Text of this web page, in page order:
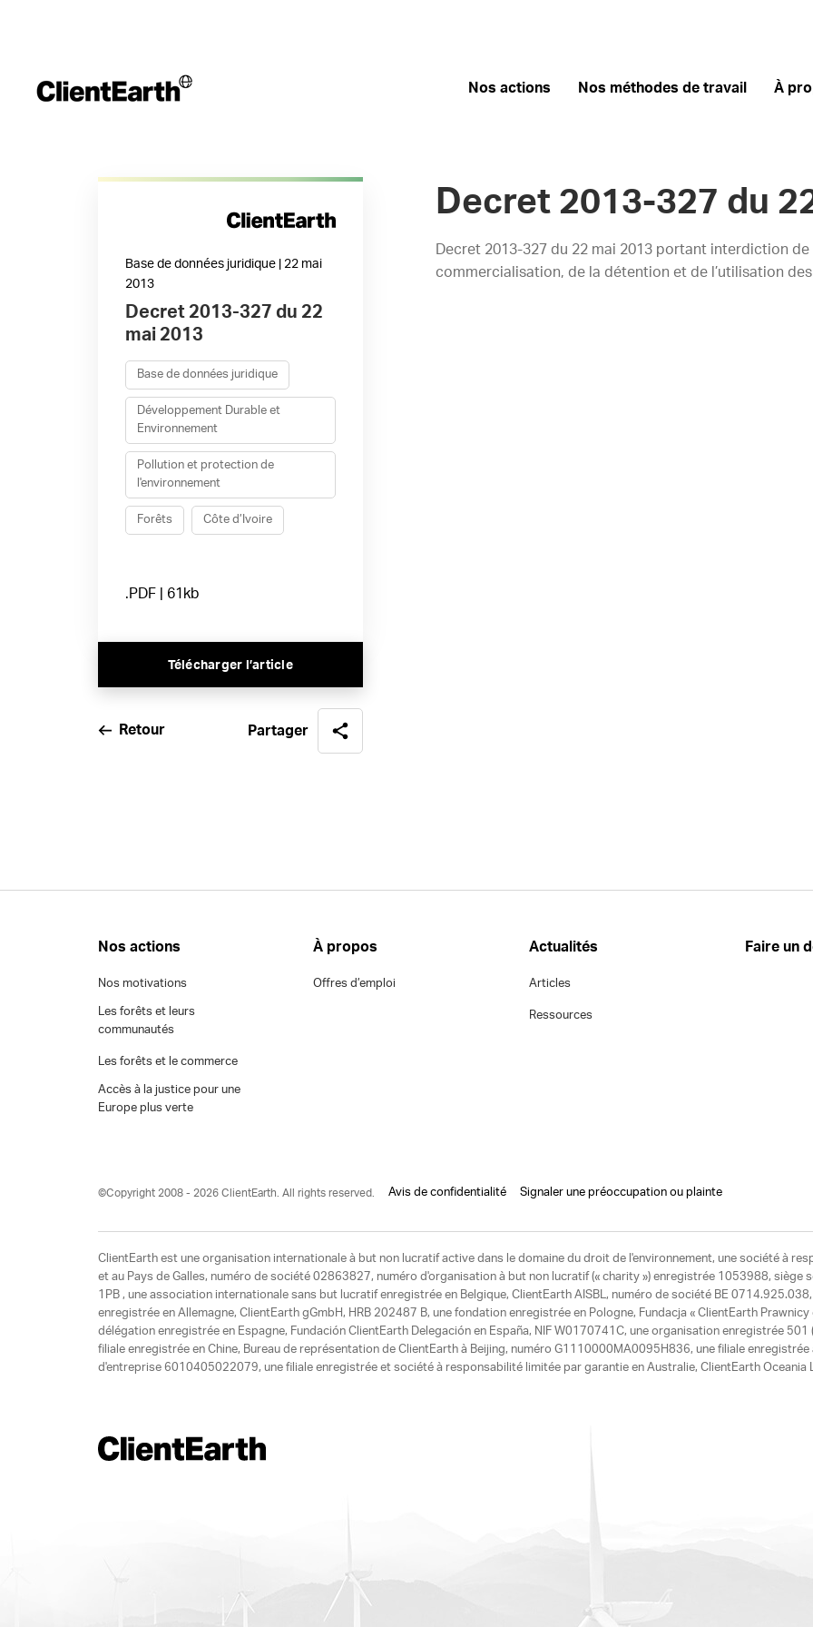
Nos actions Nos méthodes de travail À
Base de données juridique | 22 mai
2013
Decret 2013-327 du 22
mai 2013
Base de données juridique
Développement Durable et
Environnement
Pollution et protection de
l'environnement
Forêts Côte d’Ivoire
.PDF | 61kb
Télécharger l’article
Retour Partager
Decret 2013-327 du
Decret 2013-327 du 22 mai 2013 portant interdiction
commercialisation, de la détention et de l’utilisation
Nos actions
Nos motivations
Les forêts et leurs
communautés
Les forêts et le commerce
Accès à la justice pour une
Europe plus verte
À propos
Offres d’emploi
Actualités
Articles
Ressources
Faire un
©Copyright 2008 - 2026 ClientEarth. All rights reserved. Avis de confidentialité Signaler une préoccupation ou plainte
ClientEarth est une organisation internationale à but non lucratif active dans le domaine du droit de l'environnement, une société à
et au Pays de Galles, numéro de société 02863827, numéro d'organisation à but non lucratif (« charity ») enregistrée 1053988, siège
1PB , une association internationale sans but lucratif enregistrée en Belgique, ClientEarth AISBL, numéro de société BE
enregistrée en Allemagne, ClientEarth gGmbH, HRB 202487 B, une fondation enregistrée en Pologne, Fundacja « ClientEarth
délégation enregistrée en Espagne, Fundación ClientEarth Delegación en España, NIF W0170741C, une organisation enregistrée
filiale enregistrée en Chine, Bureau de représentation de ClientEarth à Beijing, numéro G1110000MA0095H836, une filiale
d'entreprise 6010405022079, une filiale enregistrée et société à responsabilité limitée par garantie en Australie, ClientEarth